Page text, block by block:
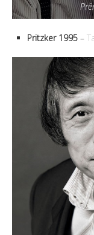
Pritzker 1995 –